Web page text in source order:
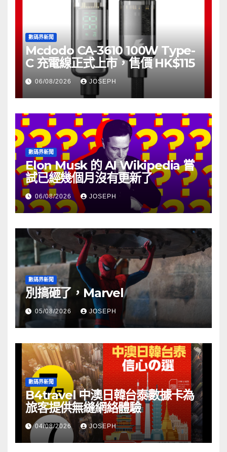
數碼界新聞
Mcdodo CA-3610 100W Type-
C 充電線正式上市，售價 HK$115
06/08/2026 JOSEPH
數碼界新聞
Elon Musk 的 AI Wikipedia 嘗
試已經幾個月沒有更新了
06/08/2026 JOSEPH
數碼界新聞
別搞砸了，Marvel
05/08/2026 JOSEPH
數碼界新聞
B4travel 中澳日韓台泰數據卡為
旅客提供無縫網絡體驗
04/08/2026 JOSEPH